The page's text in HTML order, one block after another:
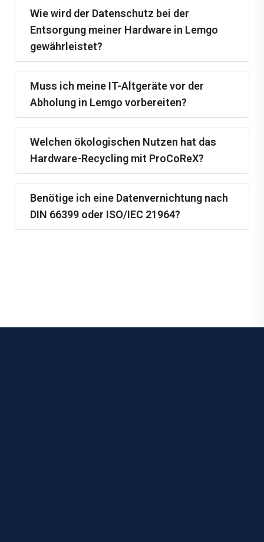
Wie wird der Datenschutz bei der
Entsorgung meiner Hardware in Lemgo
gewährleistet?
Muss ich meine IT-Altgeräte vor der
Abholung in Lemgo vorbereiten?
Welchen ökologischen Nutzen hat das
Hardware-Recycling mit ProCoReX?
Benötige ich eine Datenvernichtung nach
DIN 66399 oder ISO/IEC 21964?